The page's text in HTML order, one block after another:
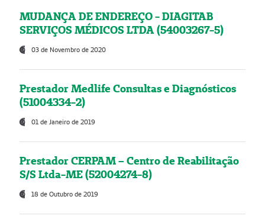
MUDANÇA DE ENDEREÇO - DIAGITAB
SERVIÇOS MÉDICOS LTDA (54003267-5)
03 de Novembro de 2020
Prestador Medlife Consultas e Diagnósticos
(51004334-2)
01 de Janeiro de 2019
Prestador CERPAM – Centro de Reabilitação
S/S Ltda-ME (52004274-8)
18 de Outubro de 2019